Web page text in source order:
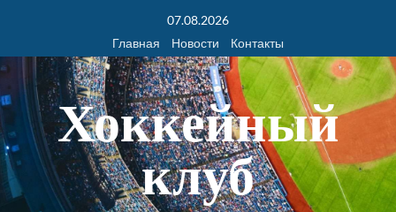
07.08.2026
Главная
Новости Контакты
Хоккейный
клуб